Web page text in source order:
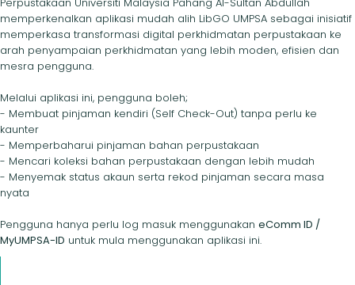
memperkenalkan aplikasi mudah alih LibGO UMPSA sebagai inisiatif
memperkasa transformasi digital perkhidmatan perpustakaan ke
arah penyampaian perkhidmatan yang lebih moden, efisien dan
mesra pengguna.
Melalui aplikasi ini, pengguna boleh;
- Membuat pinjaman kendiri (Self Check-Out) tanpa perlu ke
kaunter
- Memperbaharui pinjaman bahan perpustakaan
- Mencari koleksi bahan perpustakaan dengan lebih mudah
- Menyemak status akaun serta rekod pinjaman secara masa
nyata
Pengguna hanya perlu log masuk menggunakan eComm ID /
MyUMPSA-ID untuk mula menggunakan aplikasi ini.